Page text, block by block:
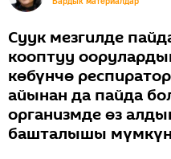
Суук мезгилде
кооптуу
көбүнчө
айынан да пайда
организмде өз
башталышы мүмкүн